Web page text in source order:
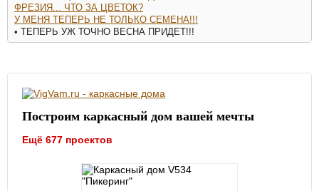
ФРЕЗИЯ... ЧТО ЗА ЦВЕТОК?
У МЕНЯ ТЕПЕРЬ НЕ ТОЛЬКО СЕМЕНА!!!
• ТЕПЕРЬ УЖ ТОЧНО ВЕСНА ПРИДЕТ!!!
Построим каркасный дом вашей мечты
Ещё 677 проектов